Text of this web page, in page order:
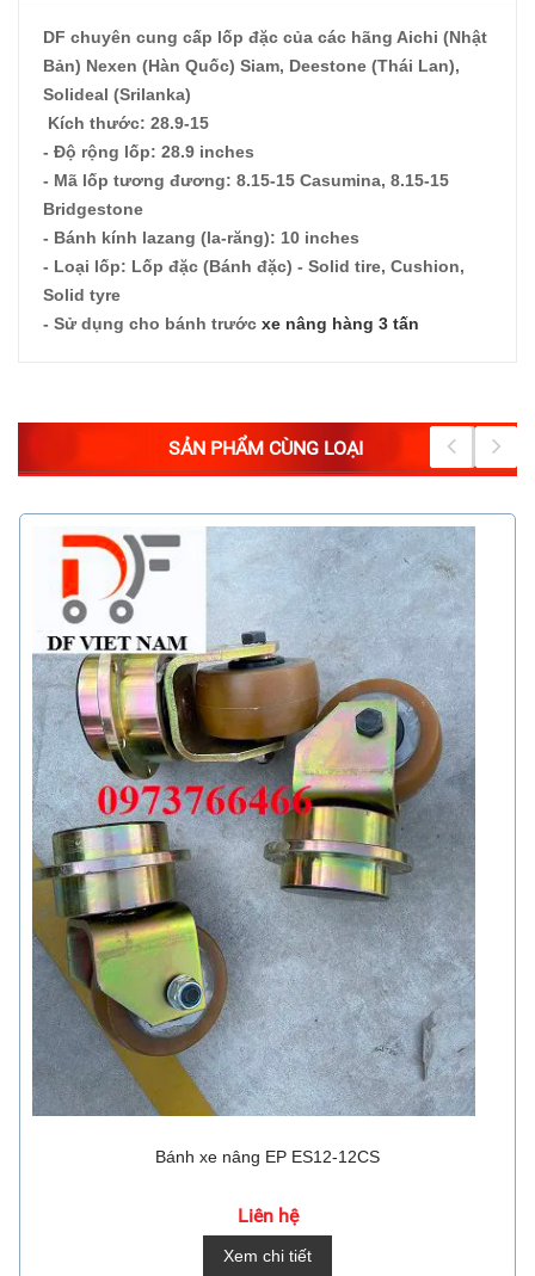
DF chuyên cung cấp lốp đặc của các hãng Aichi (Nhật
Bản) Nexen (Hàn Quốc) Siam, Deestone (Thái Lan),
Solideal (Srilanka)
Kích thước: 28.9-15
- Độ rộng lốp: 28.9 inches
- Mã lốp tương đương: 8.15-15 Casumina, 8.15-15
Bridgestone
- Bánh kính lazang (la-răng): 10 inches
- Loại lốp: Lốp đặc (Bánh đặc) - Solid tire, Cushion,
Solid tyre
- Sử dụng cho bánh trước xe nâng hàng 3 tấn
SẢN PHẨM CÙNG LOẠI
Bánh xe nâng EP ES12-12CS
Liên hệ
Xem chi tiết